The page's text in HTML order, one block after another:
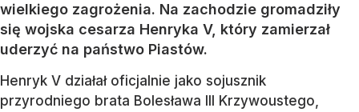
wielkiego zagrożenia. Na zachodzie gromadziły
się wojska cesarza Henryka V, który zamierzał
uderzyć na państwo Piastów.
Henryk V działał oficjalnie jako sojusznik
przyrodniego brata Bolesława III Krzywoustego,